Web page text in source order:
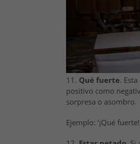
11. Qué fuerte.
positivo como
sorpresa o asombro.
Ejemplo: ‘¡Qué